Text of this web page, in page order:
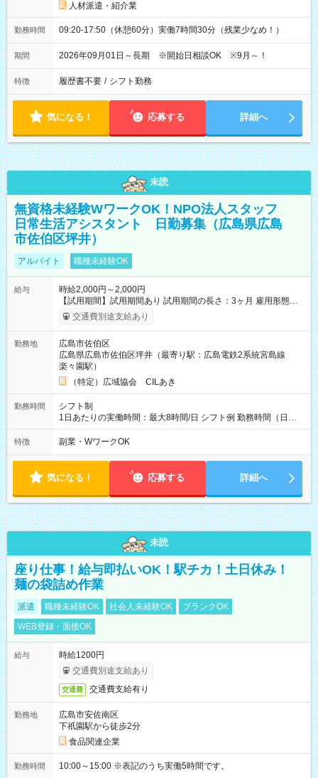
人材派遣・紹介業
勤務時間 09:20-17:50（休憩60分）実働7時間30分（残業少なめ！）
期間 2026年09月01日～長期 ※開始日相談OK ※9月～！
特徴 履歴書不要 / シフト勤務
気になる！ 応募する 詳細へ
未読
無資格未経験WワークOK！NPO法人スタッフ
日常生活アシスタント 日勤募集（広島県広島
市佐伯区坪井）
アルバイト 職種未経験OK
給与
時給2,000円～2,000円
【試用期間】試用期間あり 試用期間の長さ：3ヶ月 雇用形態、
給与は本採用時と同じです。
交通費別途支給あり
勤務地
広島市佐伯区
広島県広島市佐伯区坪井（最寄り駅：広島電鉄2系統宮島線
楽々園駅）
（特定）広域協会 CILあき
勤務時間
シフト制
1日あたりの実働時間：最大8時間/日 シフト例 勤務時間（日
勤）・8時～18時 （実働時間8時間 待機休憩2時間）（日勤1回
あたりの給与 2万円）
特徴 副業・WワークOK
気になる！ 応募する 詳細へ
未読
座り仕事！給与即払いOK！駅チカ！土日休み！
麺の袋詰め作業
派遣 職種未経験OK 社会人未経験OK
ブランクOK
WEB登録・面接OK
給与
時給1200円
交通費別途支給あり
交通費 交通費支給有り
勤務地
広島市安佐南区
下祇園駅から徒歩2分
食品関連企業
勤務時間 10:00～15:00 ※表記のうち実働5時間です。